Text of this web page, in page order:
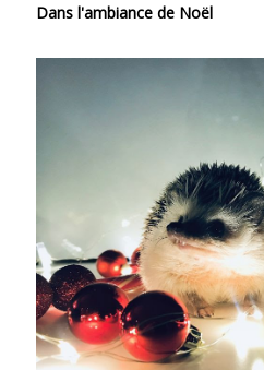
Dans l'ambiance de Noël